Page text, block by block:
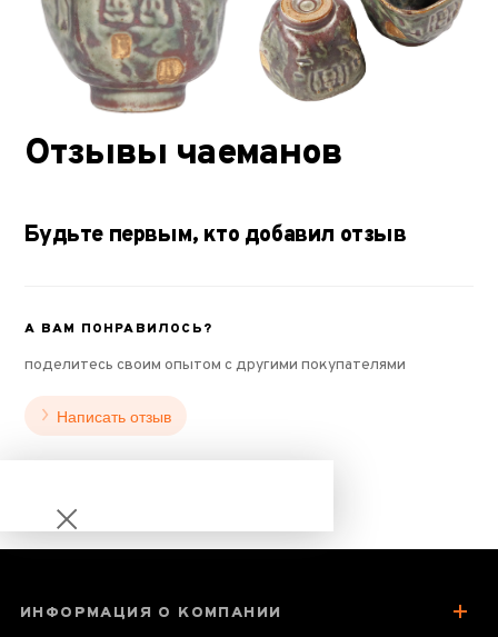
Отзывы чаеманов
Будьте первым, кто добавил отзыв
А ВАМ ПОНРАВИЛОСЬ?
поделитесь своим опытом с другими покупателями
Написать отзыв
ИНФОРМАЦИЯ О КОМПАНИИ